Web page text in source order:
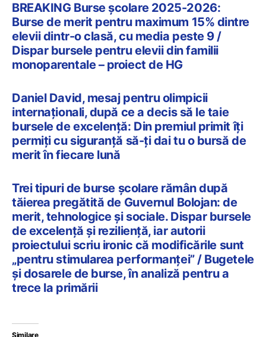
BREAKING Burse școlare 2025-2026:
Burse de merit pentru maximum 15% dintre
elevii dintr-o clasă, cu media peste 9 /
Dispar bursele pentru elevii din familii
monoparentale – proiect de HG
Daniel David, mesaj pentru olimpicii
internaționali, după ce a decis să le taie
bursele de excelență: Din premiul primit îți
permiți cu siguranță să-ți dai tu o bursă de
merit în fiecare lună
Trei tipuri de burse școlare rămân după
tăierea pregătită de Guvernul Bolojan: de
merit, tehnologice și sociale. Dispar bursele
de excelență și reziliență, iar autorii
proiectului scriu ironic că modificările sunt
„pentru stimularea performanței” / Bugetele
și dosarele de burse, în analiză pentru a
trece la primării
Similare